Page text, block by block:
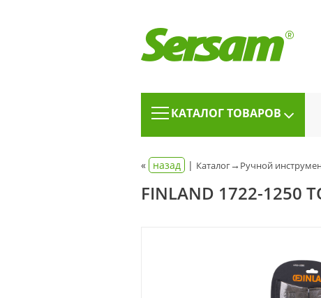
КАТАЛОГ ТОВАРОВ
« назад | Каталог→ Ручной
FINLAND 1722-1250